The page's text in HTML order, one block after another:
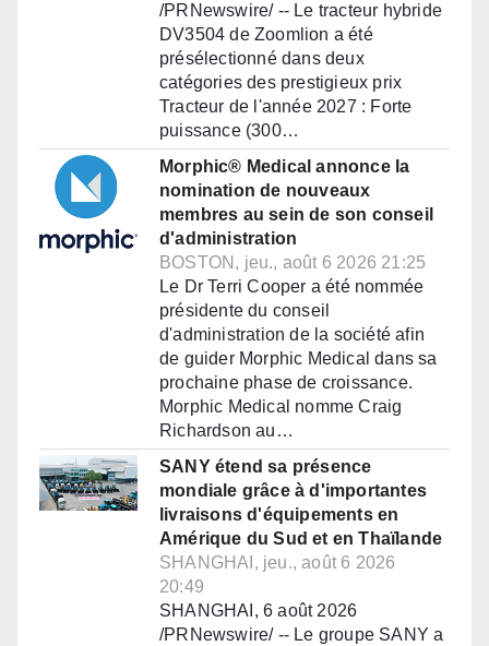
/PRNewswire/ -- Le tracteur hybride
DV3504 de Zoomlion a été
présélectionné dans deux
catégories des prestigieux prix
Tracteur de l'année 2027 : Forte
puissance (300…
Morphic® Medical annonce la
nomination de nouveaux
membres au sein de son conseil
d'administration
BOSTON, jeu., août 6 2026 21:25
Le Dr Terri Cooper a été nommée
présidente du conseil
d'administration de la société afin
de guider Morphic Medical dans sa
prochaine phase de croissance.
Morphic Medical nomme Craig
Richardson au…
SANY étend sa présence
mondiale grâce à d'importantes
livraisons d'équipements en
Amérique du Sud et en Thaïlande
SHANGHAI, jeu., août 6 2026
20:49
SHANGHAI, 6 août 2026
/PRNewswire/ -- Le groupe SANY a